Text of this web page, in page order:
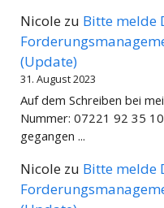
Nicole zu Bitte melde
(Update)
31. August 2023
Auf dem Schreiben bei
Nummer: 07221 92 35
gegangen ...
Nicole zu Bitte melde